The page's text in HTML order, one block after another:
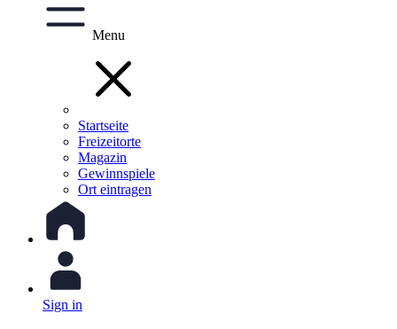
Menu
Startseite
Freizeitorte
Magazin
Gewinnspiele
Ort eintragen
Sign in